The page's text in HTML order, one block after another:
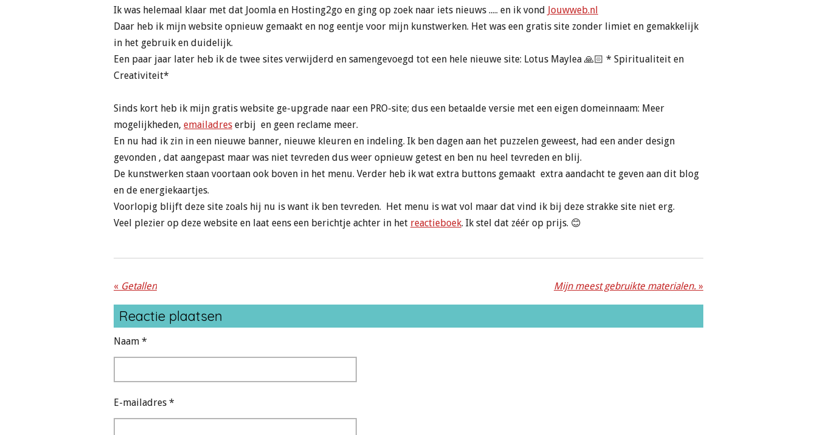
Ik was helemaal klaar met dat Joomla en Hosting2go en ging op zoek naar iets nieuws ..... en ik vond Jouwweb.nl
Daar heb ik mijn website opnieuw gemaakt en nog eentje voor mijn kunstwerken. Het was een gratis site zonder limiet en gemakkelijk
in het gebruik en duidelijk.
Een paar jaar later heb ik de twee sites verwijderd en samengevoegd tot een hele nieuwe site: Lotus Maylea 🙏🏻 * Spiritualiteit en
Creativiteit*
Sinds kort heb ik mijn gratis website ge-upgrade naar een PRO-site; dus een betaalde versie met een eigen domeinnaam: Meer
mogelijkheden, emailadres erbij en geen reclame meer.
En nu had ik zin in een nieuwe banner, nieuwe kleuren en indeling. Ik ben dagen aan het puzzelen geweest, had een ander design
gevonden , dat aangepast maar was niet tevreden dus weer opnieuw getest en ben nu heel tevreden en blij.
De kunstwerken staan voortaan ook boven in het menu. Verder heb ik wat extra buttons gemaakt extra aandacht te geven aan dit blog
en de energiekaartjes.
Voorlopig blijft deze site zoals hij nu is want ik ben tevreden. Het menu is wat vol maar dat vind ik bij deze strakke site niet erg.
Veel plezier op deze website en laat eens een berichtje achter in het reactieboek. Ik stel dat zéér op prijs. 😊
« Getallen Mijn meest gebruikte materialen. »
Reactie plaatsen
Naam *
E-mailadres *